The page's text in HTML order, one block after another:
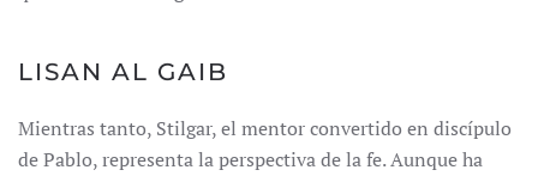
LISAN AL GAIB
Mientras tanto, Stilgar, el mentor convertido en discípulo
de Pablo, representa la perspectiva de la fe. Aunque ha